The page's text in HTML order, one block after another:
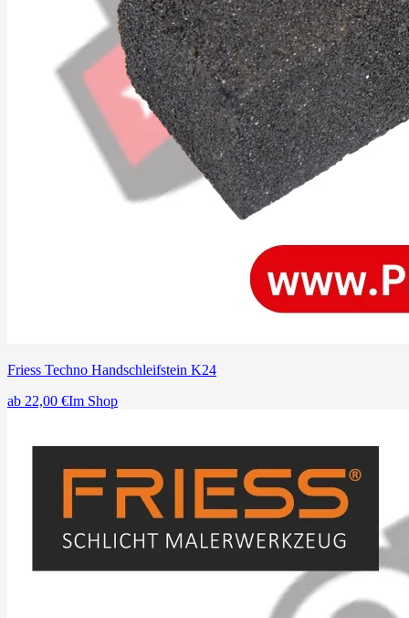
Friess Techno Handschleifstein K24
ab 22,00 €Im Shop